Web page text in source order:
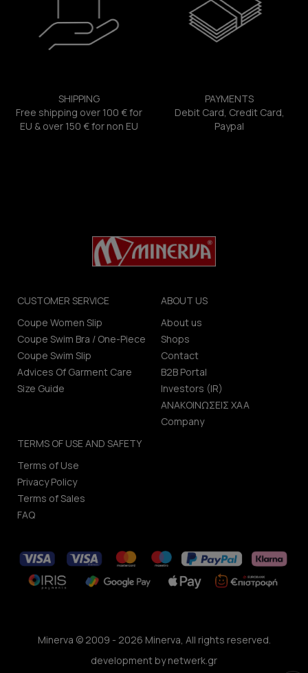
SHIPPING
Free shipping over 100 € for
EU & over 150 € for non EU
PAYMENTS
Debit Card, Credit Card,
Paypal
CUSTOMER SERVICE
Coupe Women Slip
Coupe Swim Bra / One-Piece
Coupe Swim Slip
Advices Of Garment Care
Size Guide
ABOUT US
About us
Shops
Contact
B2B Portal
Investors (IR)
ΑΝΑΚΟΙΝΩΣΕΙΣ ΧΑΑ
Company
TERMS OF USE AND SAFETY
Terms of Use
Privacy Policy
Terms of Sales
FAQ
Minerva © 2009 - 2026 Minerva, All rights reserved.
development bynetwerk.gr